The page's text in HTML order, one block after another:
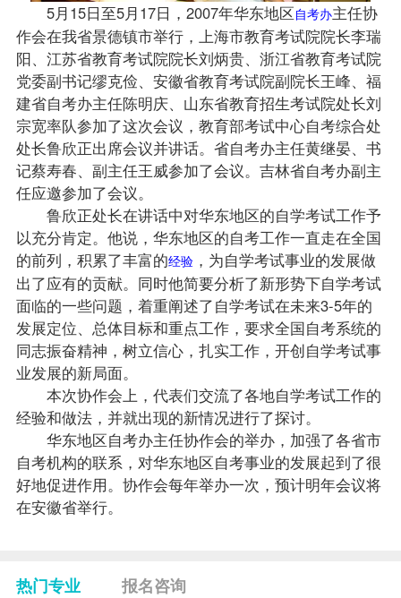
5月15日至5月17日，2007年华东地区自考办主任协
作会在我省景德镇市举行，上海市教育考试院院长李瑞
阳、江苏省教育考试院院长刘炳贵、浙江省教育考试院
党委副书记缪克俭、安徽省教育考试院副院长王峰、福
建省自考办主任陈明庆、山东省教育招生考试院处长刘
宗宽率队参加了这次会议，教育部考试中心自考综合处
处长鲁欣正出席会议并讲话。省自考办主任黄继晏、书
记蔡寿春、副主任王威参加了会议。吉林省自考办副主
任应邀参加了会议。
鲁欣正处长在讲话中对华东地区的自学考试工作予
以充分肯定。他说，华东地区的自考工作一直走在全国
的前列，积累了丰富的经验，为自学考试事业的发展做
出了应有的贡献。同时他简要分析了新形势下自学考试
面临的一些问题，着重阐述了自学考试在未来3-5年的
发展定位、总体目标和重点工作，要求全国自考系统的
同志振奋精神，树立信心，扎实工作，开创自学考试事
业发展的新局面。
本次协作会上，代表们交流了各地自学考试工作的
经验和做法，并就出现的新情况进行了探讨。
华东地区自考办主任协作会的举办，加强了各省市
自考机构的联系，对华东地区自考事业的发展起到了很
好地促进作用。协作会每年举办一次，预计明年会议将
在安徽省举行。
热门专业 报名咨询